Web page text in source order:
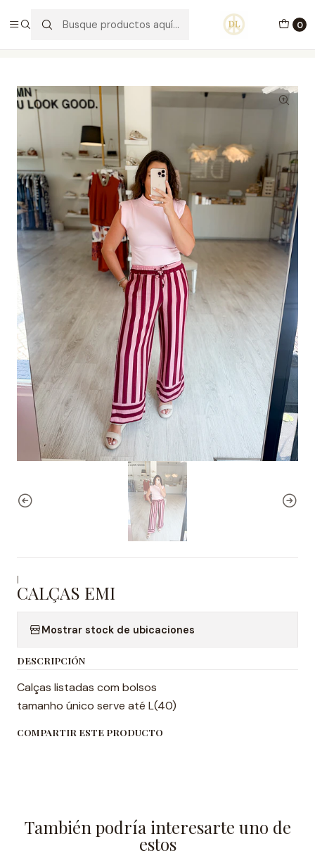
0
PORTES GRÁTIS ACIMA DE 70€ PORTUGAL CONTINENTAL
|
CALÇAS EMI
Mostrar stock de ubicaciones
DESCRIPCIÓN
Calças listadas com bolsos
tamanho único serve até L(40)
COMPARTIR ESTE PRODUCTO
También podría interesarte uno de
estos